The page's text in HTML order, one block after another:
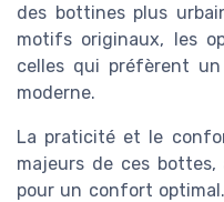
des bottines plus
motifs originaux, les
celles qui préfèrent
moderne.
La praticité et le
majeurs de ces bottes,
pour un confort